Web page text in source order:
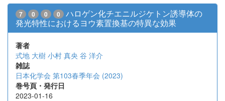
7 0 0 0
ハロゲン化チエニルジケトン誘導体の
発光特性におけるヨウ素置換基の特異な効果
著者
式地 大樹 小村 真央 谷 洋介
雑誌
日本化学会 第103春季年会 (2023)
巻号頁・発行日
2023-01-16